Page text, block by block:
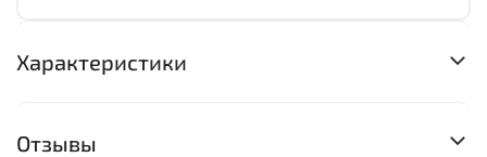
Характеристики
Отзывы